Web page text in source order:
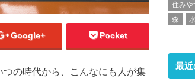
Google+ Pocket
の時代から、こんなにも人が集
住みや
森
最近